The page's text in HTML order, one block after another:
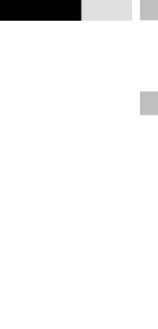
κουμπαρά!